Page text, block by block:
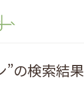
”の検索結果